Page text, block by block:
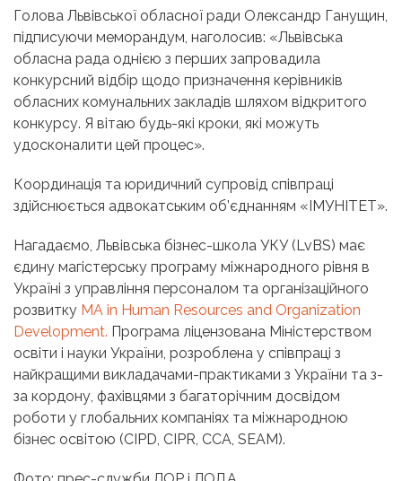
Голова Львівської обласної ради Олександр Ганущин,
підписуючи меморандум, наголосив: «Львівська
обласна рада однією з перших запровадила
конкурсний відбір щодо призначення керівників
обласних комунальних закладів шляхом відкритого
конкурсу. Я вітаю будь-які кроки, які можуть
удосконалити цей процес».
Координація та юридичний супровід співпраці
здійснюється адвокатським об’єднанням «ІМУНІТЕТ».
Нагадаємо, Львівська бізнес-школа УКУ (LvBS) має
єдину магістерську програму міжнародного рівня в
Україні з управління персоналом та організаційного
розвитку MA in Human Resources and Organization
Development. Програма ліцензована Міністерством
освіти і науки України, розроблена у співпраці з
найкращими викладачами-практиками з України та з-
за кордону, фахівцями з багаторічним досвідом
роботи у глобальних компаніях та міжнародною
бізнес освітою (CIPD, CIPR, CCA, SEAM).